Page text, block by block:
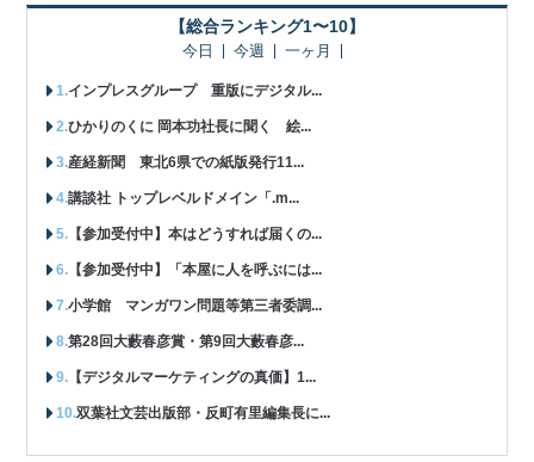
【総合ランキング1〜10】
今日 今週 一ヶ月
インプレスグループ 重版にデジタル...
ひかりのくに 岡本功社長に聞く 絵...
産経新聞 東北6県での紙版発行11...
講談社 トップレベルドメイン「.m...
【参加受付中】本はどうすれば届くの...
【参加受付中】「本屋に人を呼ぶには...
小学館 マンガワン問題等第三者委調...
第28回大藪春彦賞・第9回大藪春彦...
【デジタルマーケティングの真価】1...
双葉社文芸出版部・反町有里編集長に...